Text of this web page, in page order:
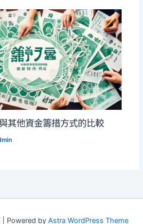
其他資金籌措方式的比較
Powered by Astra WordPress Theme